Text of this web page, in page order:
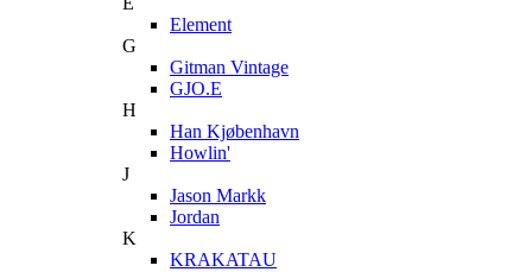
Element
G
Gitman Vintage
GJO.E
H
Han Kjøbenhavn
Howlin'
J
Jason Markk
Jordan
K
KRAKATAU